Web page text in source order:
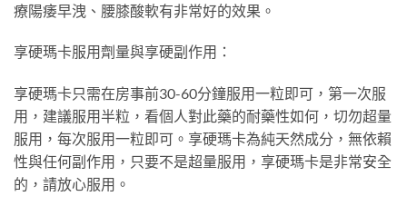
療陽痿早洩、腰膝酸軟有非常好的效果。
享硬瑪卡服用劑量與享硬副作用：
享硬瑪卡只需在房事前30-60分鐘服用一粒即可，第一次服
用，建議服用半粒，看個人對此藥的耐藥性如何，切勿超量
服用，每次服用一粒即可。享硬瑪卡為純天然成分，無依賴
性與任何副作用，只要不是超量服用，享硬瑪卡是非常安全
的，請放心服用。